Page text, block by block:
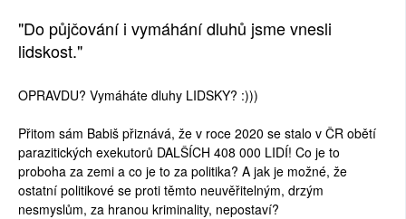
"Do půjčování i vymáhání dluhů jsme vnesli
lidskost."
OPRAVDU? Vymáháte dluhy LIDSKY? :)))
Přitom sám Babiš přiznává, že v roce 2020 se stalo v ČR obětí
parazitických exekutorů DALŠÍCH 408 000 LIDÍ! Co je to
proboha za zemi a co je to za politika? A jak je možné, že
ostatní politikové se proti těmto neuvěřitelným, drzým
nesmyslům, za hranou kriminality, nepostaví?